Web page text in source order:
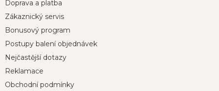
Doprava a platba
Zákaznický servis
Bonusový program
Postupy balení objednávek
Nejčastější dotazy
Reklamace
Obchodní podmínky